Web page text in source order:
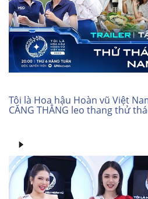
Tôi là Hoa hậu Hoàn vũ Việt
CĂNG THẲNG leo thang thử